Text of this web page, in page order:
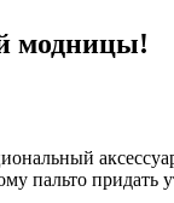
модницы!
пальто придать